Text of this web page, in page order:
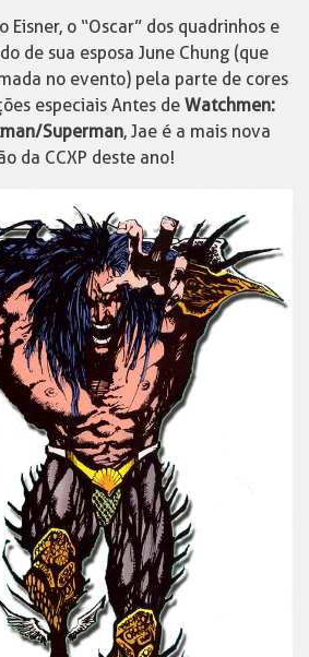
Eisner, o “Oscar” dos quadrinhos e
de sua esposa June Chung (que
no evento) pela parte de cores
especiais Antes de Watchmen:
Superman, Jae é a mais nova
da CCXP deste ano!